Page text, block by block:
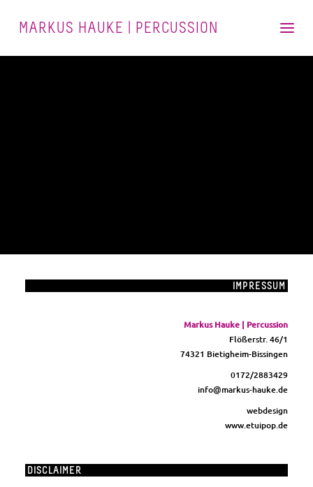
MARKUS HAUKE | PERCUSSION
IMPRESSUM
Markus Hauke | Percussion
Flößerstr. 46/1
74321 Bietigheim-Bissingen
0172/2883429
info@markus-hauke.de
webdesign
www.etuipop.de
DISCLAIMER